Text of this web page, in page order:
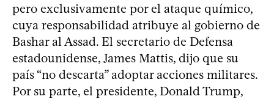
pero exclusivamente por el ataque químico,
cuya responsabilidad atribuye al gobierno de
Bashar al Assad. El secretario de Defensa
estadounidense, James Mattis, dijo que su
país “no descarta” adoptar acciones militares.
Por su parte, el presidente, Donald Trump,